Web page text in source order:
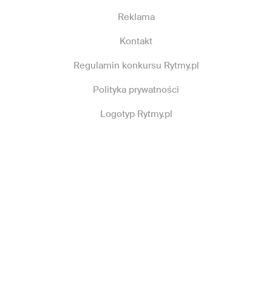
Reklama
Kontakt
Regulamin konkursu Rytmy.pl
Polityka prywatności
Logotyp Rytmy.pl